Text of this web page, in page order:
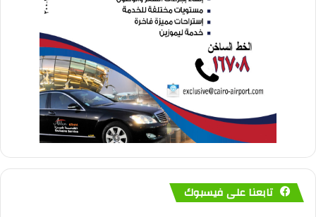
تابعنا على فيسبوك